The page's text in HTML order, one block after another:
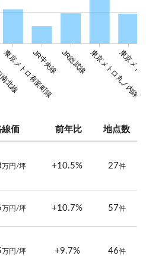
線
東京メトロ有楽町線
JR中央線 JR総武線 東京メトロ丸ノ内線
東京メ
線価 前年比 地点数
万円/坪 +10.5% 27件
万円/坪 +10.7% 57件
万円/坪 +9.7% 46件